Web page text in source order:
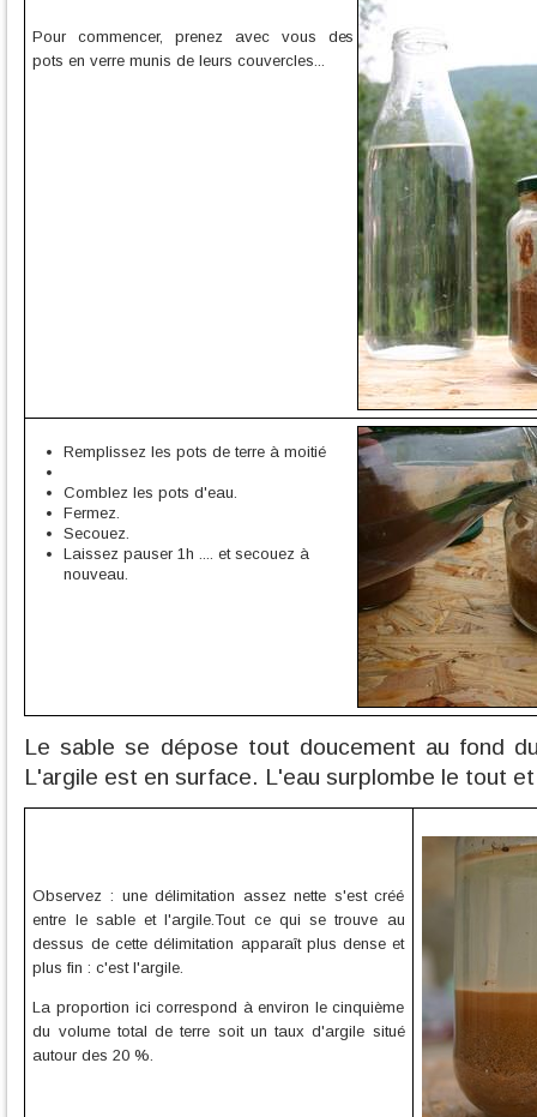
Pour commencer, prenez avec vous des
pots en verre munis de leurs couvercles...
Remplissez les pots de terre à moitié
Comblez les pots d'eau.
Fermez.
Secouez.
Laissez pauser 1h .... et secouez à
nouveau.
Le sable se dépose tout doucement au fond
L'argile est en surface. L'eau surplombe le tout
Observez : une délimitation assez nette s'est créé
entre le sable et l'argile.Tout ce qui se trouve au
dessus de cette délimitation apparaît plus dense et
plus fin : c'est l'argile.
La proportion ici correspond à environ le cinquième
du volume total de terre soit un taux d'argile situé
autour des 20 %.